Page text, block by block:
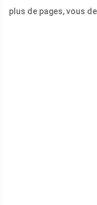
plus de pages, vous